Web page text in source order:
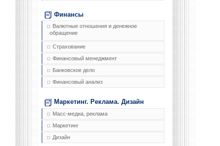
Финансы
Валютные отношения и денежное
обращение
Страхование
Финансовый менеджмент
Банковское дело
Финансовый анализ
Маркетинг. Реклама. Дизайн
Масс-медиа, реклама
Маркетинг
Дизайн